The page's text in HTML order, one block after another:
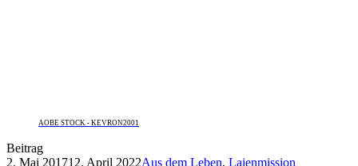
AOBE STOCK - KEVRON2001
Beitrag
2. Mai 201712. April 2022Aus dem Leben, Laienmission